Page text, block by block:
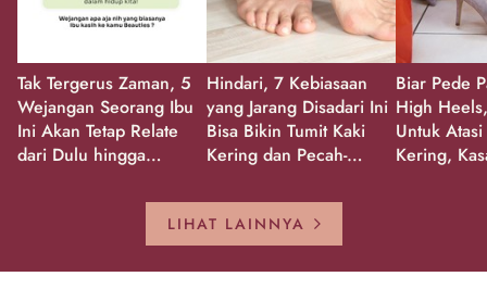
Tak Tergerus Zaman, 5
Wejangan Seorang Ibu
Ini Akan Tetap Relate
dari Dulu hingga
Hindari, 7 Kebiasaan
yang Jarang Disadari Ini
Bisa Bikin Tumit Kaki
Kering dan Pecah-
Biar Pede
High
Untuk
Kering,
LIHAT LAINNYA